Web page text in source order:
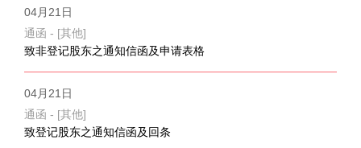
04月21日
通函 - [其他]
致非登记股东之通知信函及申请表格
04月21日
通函 - [其他]
致登记股东之通知信函及回条